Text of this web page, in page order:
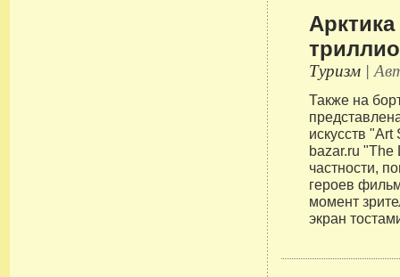
Туризм |
Также на
искусств
bazar.ru
частности,
героев
момент
экран